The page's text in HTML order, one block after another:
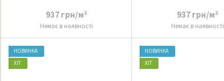
937 грн/м²
Немає в наявності
937 грн/м²
Немає в наявності
НОВИНКА
ХІТ
НОВИНКА
ХІТ